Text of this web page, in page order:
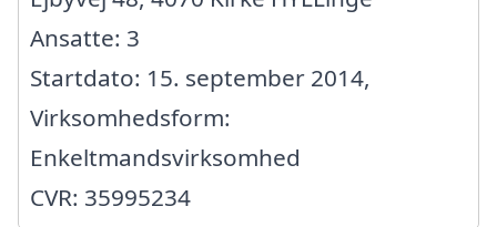
Ansatte: 3
Startdato: 15. september 2014,
Virksomhedsform:
Enkeltmandsvirksomhed
CVR: 35995234